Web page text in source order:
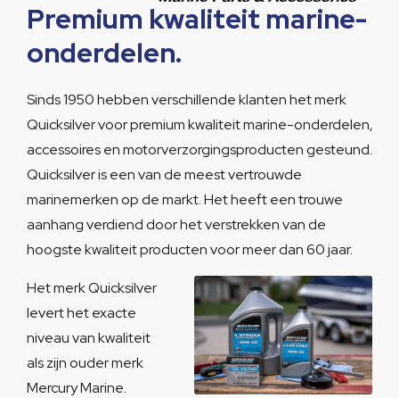
Premium kwaliteit marine-
onderdelen.
Sinds 1950 hebben verschillende klanten het merk
Quicksilver voor premium kwaliteit marine-onderdelen,
accessoires en motorverzorgingsproducten gesteund.
Quicksilver is een van de meest vertrouwde
marinemerken op de markt. Het heeft een trouwe
aanhang verdiend door het verstrekken van de
hoogste kwaliteit producten voor meer dan 60 jaar.
Het merk Quicksilver
levert het exacte
niveau van kwaliteit
als zijn ouder merk
Mercury Marine.